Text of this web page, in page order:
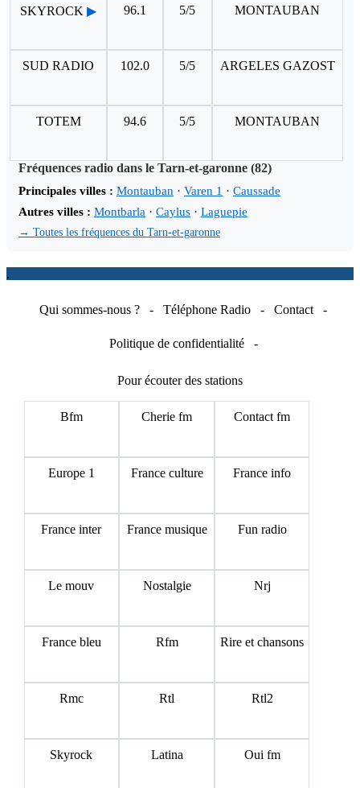
SKYROCK ▶ 96.1 5/5 MONTAUBAN
SUD RADIO 102.0 5/5 ARGELES GAZOST
TOTEM 94.6 5/5 MONTAUBAN
Fréquences radio dans le Tarn-et-garonne (82)
Principales villes : Montauban · Varen 1 · Caussade
Autres villes : Montbarla · Caylus · Laguepie
→ Toutes les fréquences du Tarn-et-garonne
.
Qui sommes-nous ? - Téléphone Radio - Contact -
Politique de confidentialité -
Pour écouter des stations
Bfm Cherie fm Contact fm
Europe 1 France culture France info
France inter France musique Fun radio
Le mouv Nostalgie Nrj
France bleu Rfm Rire et chansons
Rmc Rtl Rtl2
Skyrock Latina Oui fm